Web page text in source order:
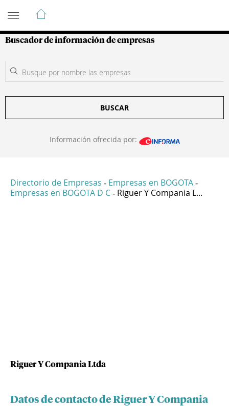
Guía de Empresas Colombianas
Buscador de información de empresas
BUSCAR
Información ofrecida por:
Directorio de Empresas - Empresas en BOGOTA -
Empresas en BOGOTA D C - Riguer Y Compania L...
Riguer Y Compania Ltda
Datos de contacto de Riguer Y Compania